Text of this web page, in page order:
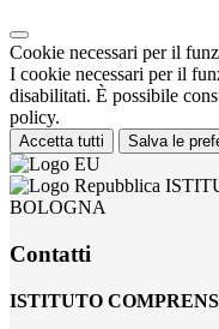
Cookie necessari per il
I cookie necessari per il
disabilitati. È possibile
policy.
Accetta tutti Salva le
BOLOGNA
Contatti
ISTITUTO